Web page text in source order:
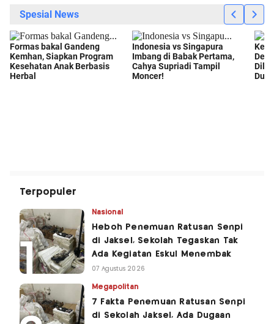
Terpopuler
Nasional
Heboh Penemuan Ratusan Senpi
di Jaksel, Sekolah Tegaskan Tak
Ada Kegiatan Eskul Menembak
07 Agustus 2026
Megapolitan
7 Fakta Penemuan Ratusan Senpi
di Sekolah Jaksel, Ada Dugaan